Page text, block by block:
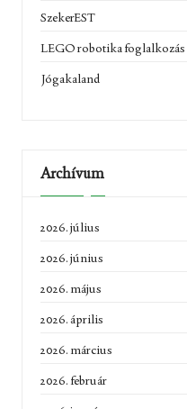
SzekerEST
LEGO robotika foglalkozás
Jógakaland
Archívum
2026. július
2026. június
2026. május
2026. április
2026. március
2026. február